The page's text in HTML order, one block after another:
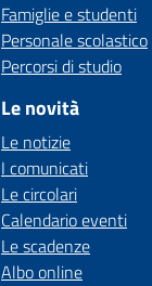
Famiglie e studenti
Personale scolastico
Percorsi di studio
Le novità
Le notizie
I comunicati
Le circolari
Calendario eventi
Le scadenze
Albo online